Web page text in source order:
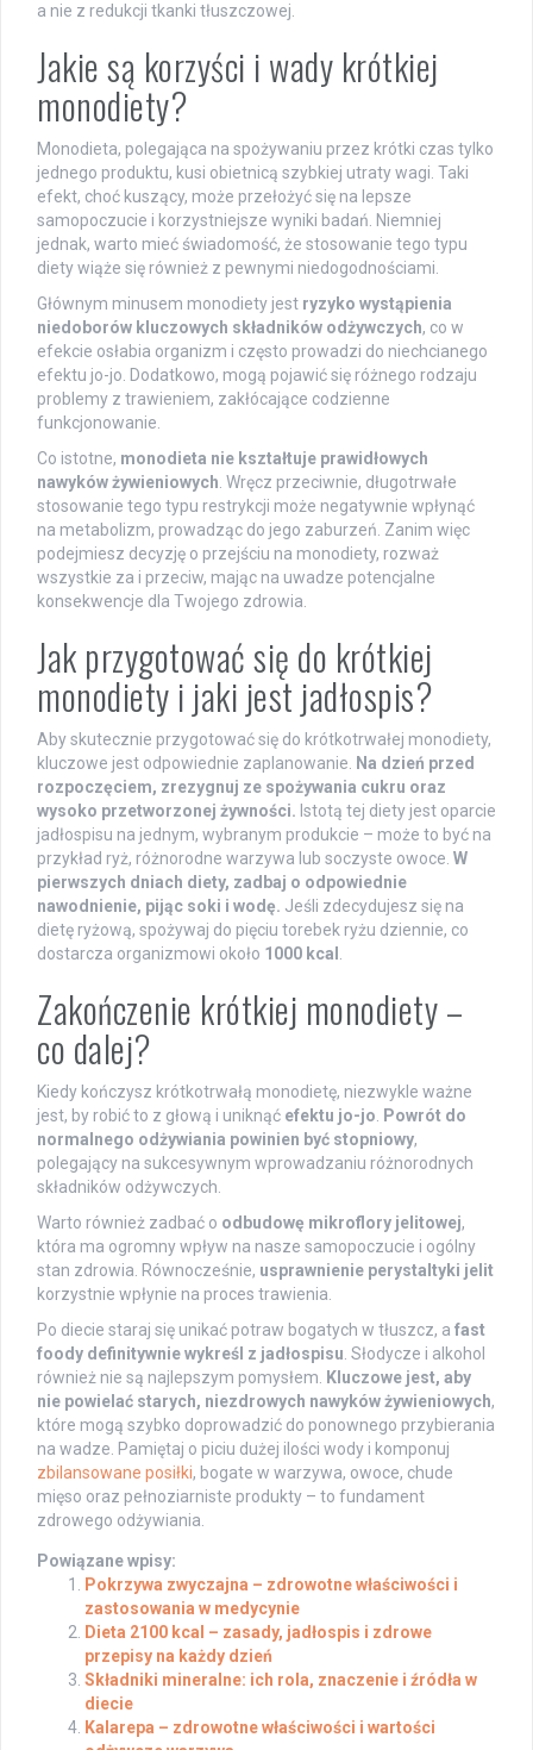
a nie z redukcji tkanki tłuszczowej.
Jakie są korzyści i wady krótkiej
monodiety?
Monodieta, polegająca na spożywaniu przez krótki czas tylko
jednego produktu, kusi obietnicą szybkiej utraty wagi. Taki
efekt, choć kuszący, może przełożyć się na lepsze
samopoczucie i korzystniejsze wyniki badań. Niemniej
jednak, warto mieć świadomość, że stosowanie tego typu
diety wiąże się również z pewnymi niedogodnościami.
Głównym minusem monodiety jest ryzyko wystąpienia
niedoborów kluczowych składników odżywczych, co w
efekcie osłabia organizm i często prowadzi do niechcianego
efektu jo-jo. Dodatkowo, mogą pojawić się różnego rodzaju
problemy z trawieniem, zakłócające codzienne
funkcjonowanie.
Co istotne, monodieta nie kształtuje prawidłowych
nawyków żywieniowych. Wręcz przeciwnie, długotrwałe
stosowanie tego typu restrykcji może negatywnie wpłynąć
na metabolizm, prowadząc do jego zaburzeń. Zanim więc
podejmiesz decyzję o przejściu na monodiety, rozważ
wszystkie za i przeciw, mając na uwadze potencjalne
konsekwencje dla Twojego zdrowia.
Jak przygotować się do krótkiej
monodiety i jaki jest jadłospis?
Aby skutecznie przygotować się do krótkotrwałej monodiety,
kluczowe jest odpowiednie zaplanowanie. Na dzień przed
rozpoczęciem, zrezygnuj ze spożywania cukru oraz
wysoko przetworzonej żywności. Istotą tej diety jest oparcie
jadłospisu na jednym, wybranym produkcie – może to być na
przykład ryż, różnorodne warzywa lub soczyste owoce. W
pierwszych dniach diety, zadbaj o odpowiednie
nawodnienie, pijąc soki i wodę. Jeśli zdecydujesz się na
dietę ryżową, spożywaj do pięciu torebek ryżu dziennie, co
dostarcza organizmowi około 1000 kcal .
Zakończenie krótkiej monodiety –
co dalej?
Kiedy kończysz krótkotrwałą monodietę, niezwykle ważne
jest, by robić to z głową i uniknąć efektu jo-jo. Powrót do
normalnego odżywiania powinien być stopniowy,
polegający na sukcesywnym wprowadzaniu różnorodnych
składników odżywczych.
Warto również zadbać o odbudowę mikroflory jelitowej,
która ma ogromny wpływ na nasze samopoczucie i ogólny
stan zdrowia. Równocześnie, usprawnienie perystaltyki jelit
korzystnie wpłynie na proces trawienia.
Po diecie staraj się unikać potraw bogatych w tłuszcz, a fast
foody definitywnie wykreśl z jadłospisu. Słodycze i alkohol
również nie są najlepszym pomysłem. Kluczowe jest, aby
nie powielać starych, niezdrowych nawyków żywieniowych,
które mogą szybko doprowadzić do ponownego przybierania
na wadze. Pamiętaj o piciu dużej ilości wody i komponuj
zbilansowane posiłki, bogate w warzywa, owoce, chude
mięso oraz pełnoziarniste produkty – to fundament
zdrowego odżywiania.
Powiązane wpisy:
Pokrzywa zwyczajna – zdrowotne właściwości i
zastosowania w medycynie
Dieta 2100 kcal – zasady, jadłospis i zdrowe
przepisy na każdy dzień
Składniki mineralne: ich rola, znaczenie i źródła w
diecie
Kalarepa – zdrowotne właściwości i wartości